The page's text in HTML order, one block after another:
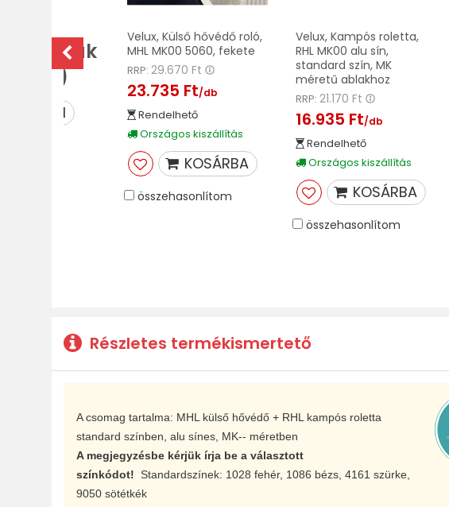
ablak
Velux, Külső hővédő roló,
MHL MK00 5060, fekete
RRP: 29.670 Ft
23.735 Ft/db
Rendelhető
Országos kiszállítás
KOSÁRBA
összehasonlítom
Velux, Kampós roletta,
RHL MK00 alu sín,
standard szín, MK
méretű ablakhoz
RRP: 21.170 Ft
16.935 Ft/db
Rendelhető
Országos kiszállítás
KOSÁRBA
összehasonlítom
Részletes termékismertető
A csomag tartalma: MHL külső hővédő + RHL kampós roletta
standard színben, alu sínes, MK-- méretben
A megjegyzésbe kérjük írja be a választott
színkódot! Standardszínek: 1028 fehér, 1086 bézs, 4161 szürke,
9050 sötétkék